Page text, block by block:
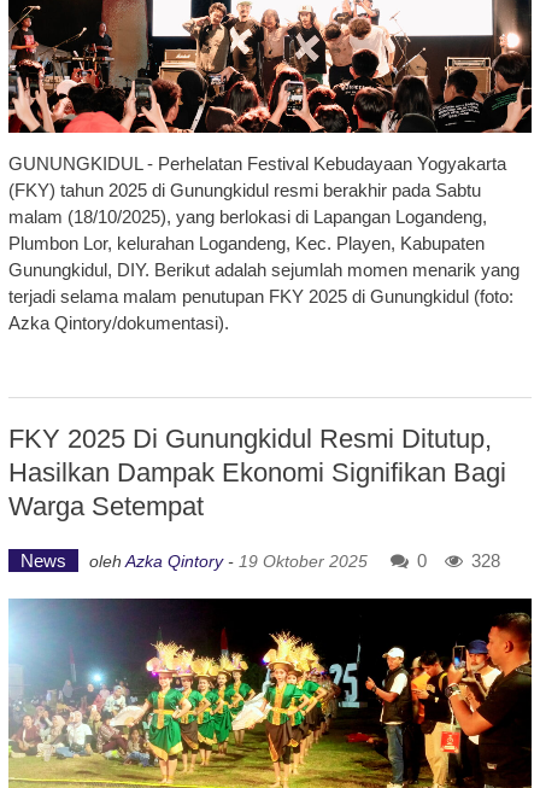
GUNUNGKIDUL - Perhelatan Festival Kebudayaan Yogyakarta
(FKY) tahun 2025 di Gunungkidul resmi berakhir pada Sabtu
malam (18/10/2025), yang berlokasi di Lapangan Logandeng,
Plumbon Lor, kelurahan Logandeng, Kec. Playen, Kabupaten
Gunungkidul, DIY. Berikut adalah sejumlah momen menarik yang
terjadi selama malam penutupan FKY 2025 di Gunungkidul (foto:
Azka Qintory/dokumentasi).
FKY 2025 Di Gunungkidul Resmi Ditutup,
Hasilkan Dampak Ekonomi Signifikan Bagi
Warga Setempat
News olehAzka Qintory- 19 Oktober 2025 0 328